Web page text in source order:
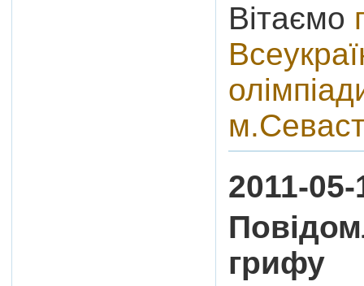
Вітаємо
2011-05-
грифу